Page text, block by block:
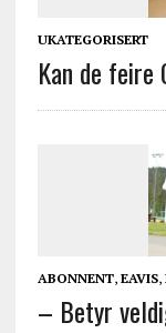
UKATEGORISERT
Kan de
ABONNENT, EAVIS,
– Betyr